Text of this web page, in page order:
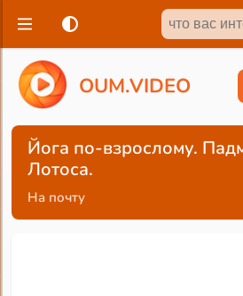
OUM.VIDEO
Йога по-взрослому.
Лотоса.
На почту